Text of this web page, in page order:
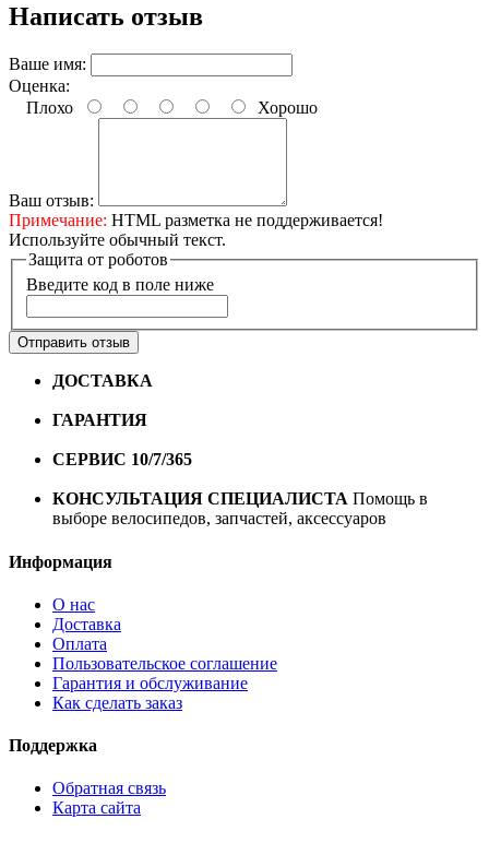
Написать отзыв
Ваше имя:
Оценка:
Плохо
Хорошо
Ваш отзыв:
Примечание: HTML разметка не поддерживается!
Используйте обычный текст.
Защита от роботов
Введите код в поле ниже
Отправить отзыв
ДОСТАВКА
ГАРАНТИЯ
СЕРВИС 10/7/365
КОНСУЛЬТАЦИЯ СПЕЦИАЛИСТА Помощь в
выборе велосипедов, запчастей, аксессуаров
Информация
О нас
Доставка
Оплата
Пользовательское соглашение
Гарантия и обслуживание
Как сделать заказ
Поддержка
Обратная связь
Карта сайта